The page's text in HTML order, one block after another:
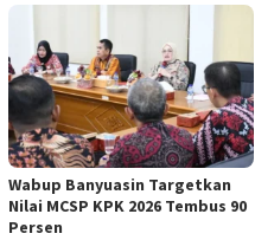
Wabup Banyuasin Targetkan
Nilai MCSP KPK 2026 Tembus 90
Persen